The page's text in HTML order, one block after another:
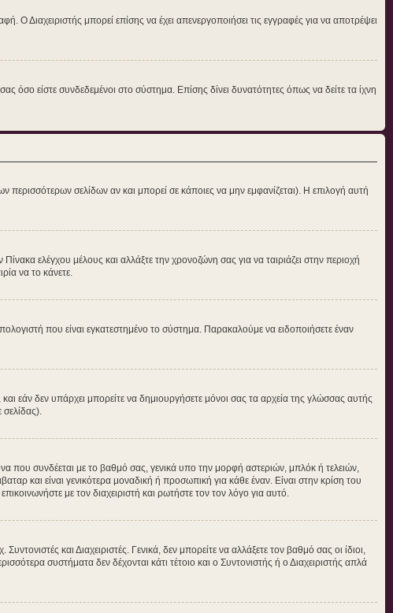
Ο Διαχειριστής μπορεί επίσης να έχει απενεργοποιήσει τις εγγραφές για να αποτρέψει
είστε συνδεδεμένοι στο σύστημα. Επίσης δίνει δυνατότητες όπως να δείτε τα ίχνη
περισσότερων σελίδων αν και μπορεί σε κάποιες να μην εμφανίζεται). Η επιλογή αυτή
ελέγχου μέλους και αλλάξτε την χρονοζώνη σας για να ταιριάζει στην περιοχή
να το κάνετε.
που είναι εγκατεστημένο το σύστημα. Παρακαλούμε να ειδοποιήσετε έναν
εάν δεν υπάρχει μπορείτε να δημιουργήσετε μόνοι σας τα αρχεία της γλώσσας αυτής
σελίδας).
που συνδέεται με το βαθμό σας, γενικά υπο την μορφή αστεριών, μπλόκ ή τελειών,
και είναι γενικότερα μοναδική ή προσωπική για κάθε έναν. Είναι στην κρίση του
με τον διαχειριστή και ρωτήστε τον τον λόγο για αυτό.
και Διαχειριστές. Γενικά, δεν μπορείτε να αλλάξετε τον βαθμό σας οι ίδιοι,
συστήματα δεν δέχονται κάτι τέτοιο και ο Συντονιστής ή ο Διαχειριστής απλά